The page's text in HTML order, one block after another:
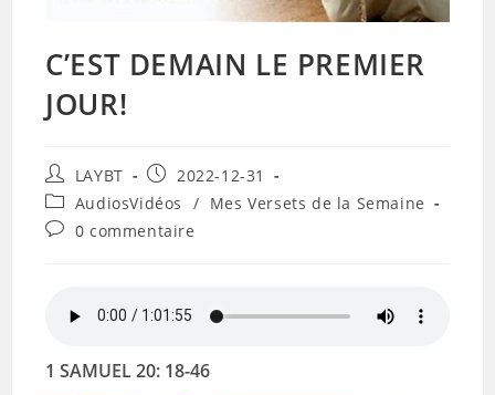
C’EST DEMAIN LE PREMIER
JOUR!
Auteur/autrice
de
la
publication :
LAYBT
Publication
publiée :
2022-12-31
Post
category:
AudiosVidéos / Mes Versets de la Semaine
Commentaires
0 commentaire
1 SAMUEL 20: 18-46